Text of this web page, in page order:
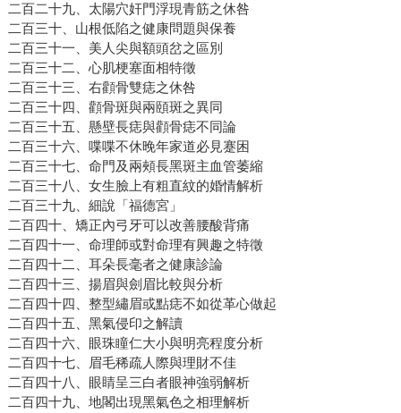
二百二十九、太陽穴奸門浮現青筋之休咎
二百三十、山根低陷之健康問題與保養
二百三十一、美人尖與額頭岔之區別
二百三十二、心肌梗塞面相特徵
二百三十三、右顴骨雙痣之休咎
二百三十四、顴骨斑與兩頤斑之異同
二百三十五、懸壁長痣與顴骨痣不同論
二百三十六、喋喋不休晚年家道必見蹇困
二百三十七、命門及兩頰長黑斑主血管萎縮
二百三十八、女生臉上有粗直紋的婚情解析
二百三十九、細說「福德宮」
二百四十、矯正內弓牙可以改善腰酸背痛
二百四十一、命理師或對命理有興趣之特徵
二百四十二、耳朵長毫者之健康診論
二百四十三、揚眉與劍眉比較與分析
二百四十四、整型繡眉或點痣不如從革心做起
二百四十五、黑氣侵印之解讀
二百四十六、眼珠瞳仁大小與明亮程度分析
二百四十七、眉毛稀疏人際與理財不佳
二百四十八、眼睛呈三白者眼神強弱解析
二百四十九、地閣出現黑氣色之相理解析